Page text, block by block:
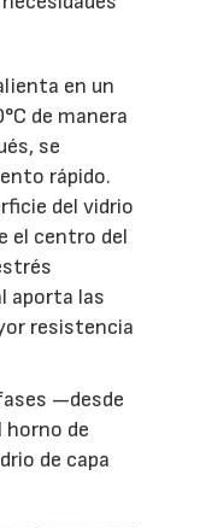
en un
de manera
se
rápido.
del vidrio
el centro del
aporta las
resistencia
—desde
horno de
de capa